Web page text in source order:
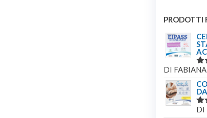
PRODOTTI
DI
DI